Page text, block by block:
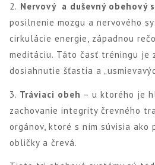
2. Nervový a duševný obehový
posilnenie mozgu a nervového
cirkulácie energie, západnou
meditáciu. Táto časť tréningu je
dosiahnutie šťastia a
3. Tráviaci obeh – u ktorého je
zachovanie integrity črevného
orgánov, ktoré s ním súvisia ako
obličky a črevá.